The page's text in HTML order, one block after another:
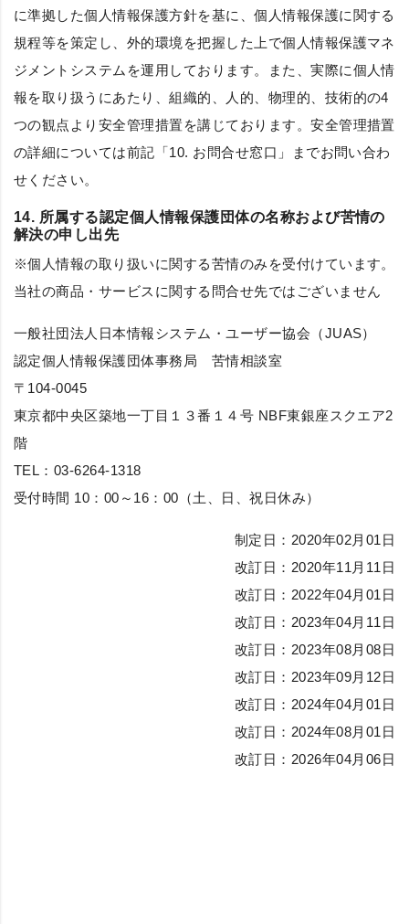
に準拠した個人情報保護方針を基に、個人情報保護に関する
規程等を策定し、外的環境を把握した上で個人情報保護マネ
ジメントシステムを運用しております。また、実際に個人情
報を取り扱うにあたり、組織的、人的、物理的、技術的の4
つの観点より安全管理措置を講じております。安全管理措置
の詳細については前記「10. お問合せ窓口」までお問い合わ
せください。
14. 所属する認定個人情報保護団体の名称および苦情の
解決の申し出先
※個人情報の取り扱いに関する苦情のみを受付けています。
当社の商品・サービスに関する問合せ先ではございません
一般社団法人日本情報システム・ユーザー協会（JUAS）
認定個人情報保護団体事務局 苦情相談室
〒104-0045
東京都中央区築地一丁目１３番１４号 NBF東銀座スクエア2
階
TEL：03-6264-1318
受付時間 10：00～16：00（土、日、祝日休み）
制定日：2020年02月01日
改訂日：2020年11月11日
改訂日：2022年04月01日
改訂日：2023年04月11日
改訂日：2023年08月08日
改訂日：2023年09月12日
改訂日：2024年04月01日
改訂日：2024年08月01日
改訂日：2026年04月06日